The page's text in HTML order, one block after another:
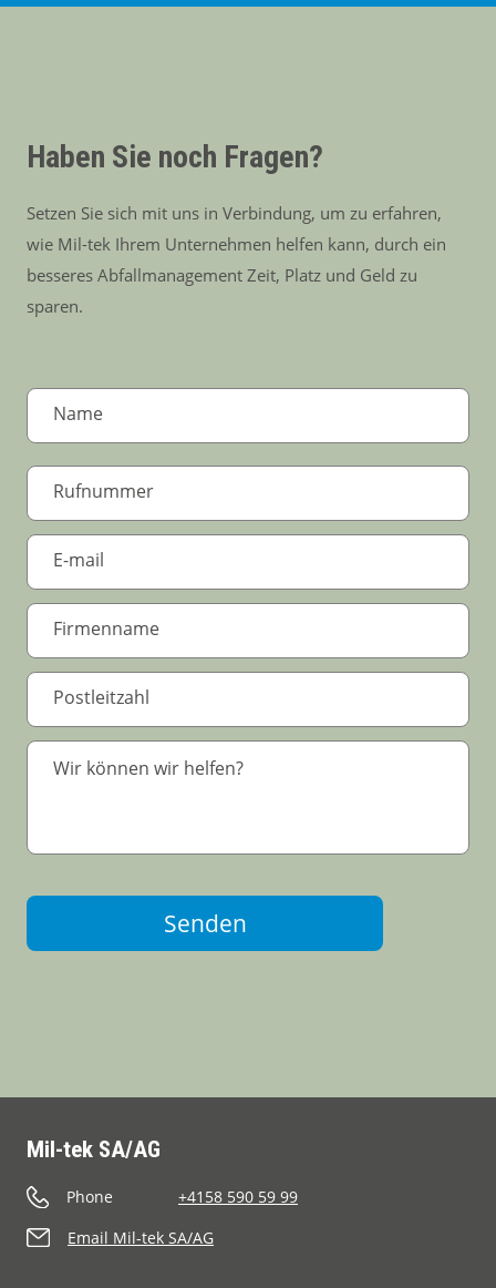
Haben Sie noch Fragen?
Setzen Sie sich mit uns in Verbindung, um zu erfahren,
wie Mil-tek Ihrem Unternehmen helfen kann, durch ein
besseres Abfallmanagement Zeit, Platz und Geld zu
sparen.
Senden
Mil-tek SA/AG
Phone
+4158 590 59 99
Email Mil-tek SA/AG